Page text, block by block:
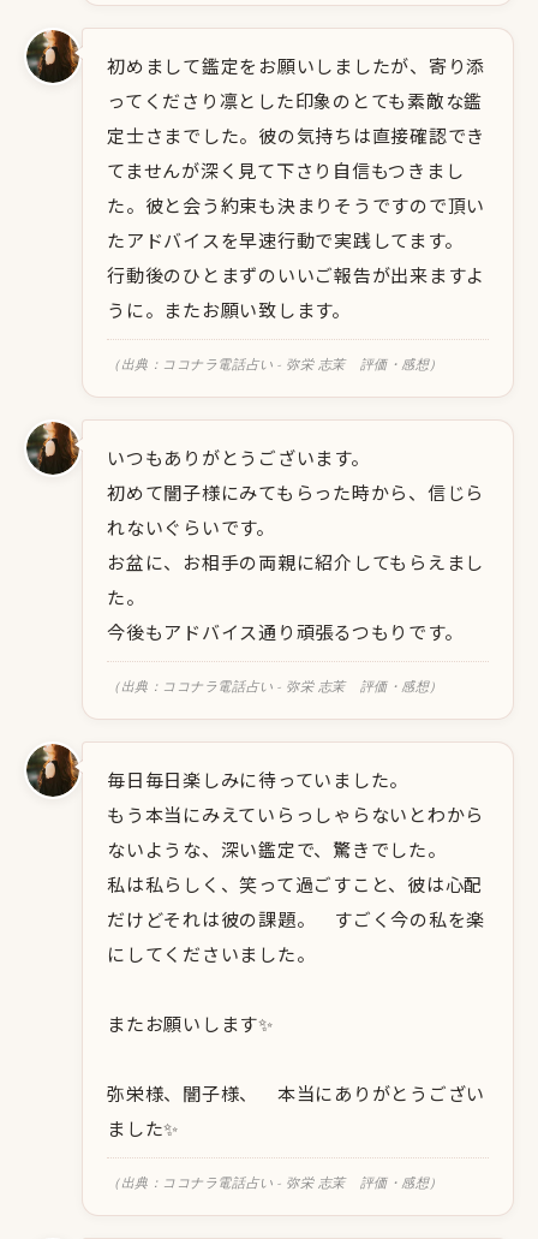
初めまして鑑定をお願いしましたが、寄り添
ってくださり凛とした印象のとても素敵な鑑
定士さまでした。彼の気持ちは直接確認でき
てませんが深く見て下さり自信もつきまし
た。彼と会う約束も決まりそうですので頂い
たアドバイスを早速行動で実践してます。
行動後のひとまずのいいご報告が出来ますよ
うに。またお願い致します。
（出典：ココナラ電話占い - 弥栄 志茉 評価・感想）
いつもありがとうございます。
初めて闇子様にみてもらった時から、信じら
れないぐらいです。
お盆に、お相手の両親に紹介してもらえまし
た。
今後もアドバイス通り頑張るつもりです。
（出典：ココナラ電話占い - 弥栄 志茉 評価・感想）
毎日毎日楽しみに待っていました。
もう本当にみえていらっしゃらないとわから
ないような、深い鑑定で、驚きでした。
私は私らしく、笑って過ごすこと、彼は心配
だけどそれは彼の課題。 すごく今の私を楽
にしてくださいました。
またお願いします✨
弥栄様、闇子様、 本当にありがとうござい
ました✨
（出典：ココナラ電話占い - 弥栄 志茉 評価・感想）